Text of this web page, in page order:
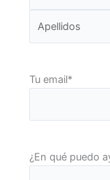
s
Tu email*
¿En qué puedo